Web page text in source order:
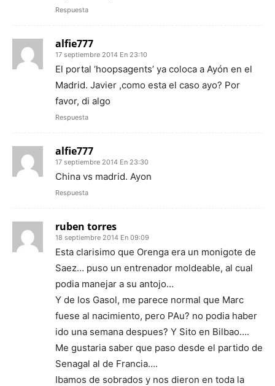
Respuesta
alfie777
17 septiembre 2014 En 23:10
El portal ‘hoopsagents’ ya coloca a Ayón en el
Madrid. Javier ,como esta el caso ayo? Por
favor, di algo
Respuesta
alfie777
17 septiembre 2014 En 23:30
China vs madrid. Ayon
Respuesta
ruben torres
18 septiembre 2014 En 09:09
Esta clarisimo que Orenga era un monigote de
Saez… puso un entrenador moldeable, al cual
podia manejar a su antojo…
Y de los Gasol, me parece normal que Marc
fuese al nacimiento, pero PAu? no podia haber
ido una semana despues? Y Sito en Bilbao….
Me gustaria saber que paso desde el partido de
Senagal al de Francia….
Ibamos de sobrados y nos dieron en toda la